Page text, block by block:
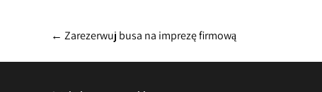
Post
navigation
← Zarezerwuj busa na imprezę firmową